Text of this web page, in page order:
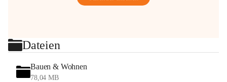
Dateien
Bauen & Wohnen
78,04 MB